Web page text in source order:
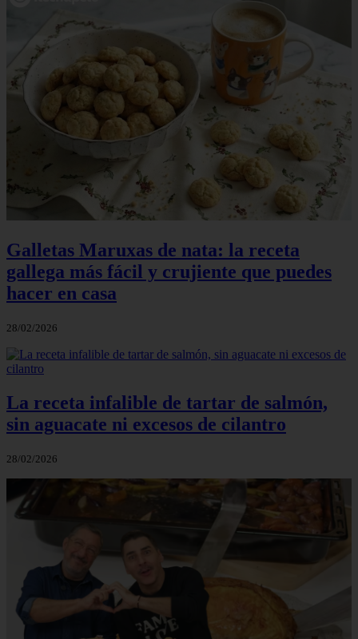
Galletas Maruxas de nata: la receta
gallega más fácil y crujiente que puedes
hacer en casa
28/02/2026
La receta infalible de tartar de salmón,
sin aguacate ni excesos de cilantro
28/02/2026